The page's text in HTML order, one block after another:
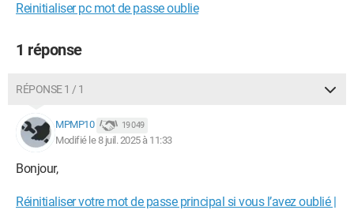
Reinitialiser pc mot de passe oublie
1 réponse
RÉPONSE 1 / 1
MPMP10 19 049
Modifié le 8 juil. 2025 à 11:33
Bonjour,
Réinitialiser votre mot de passe principal si vous l’avez oublié |